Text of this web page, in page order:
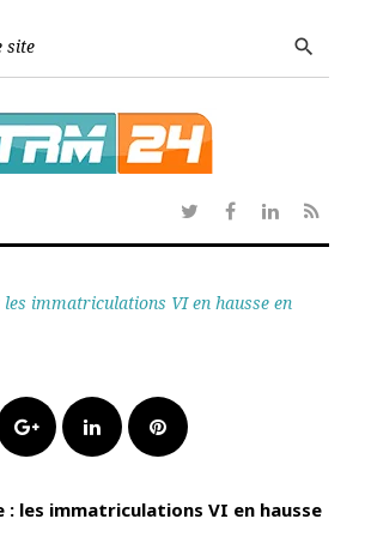
search
TwitterFacebook
Linkedin
RSS
immatriculations VI en hausse en
Google+LinkedInPinterest
: les immatriculations VI en hausse